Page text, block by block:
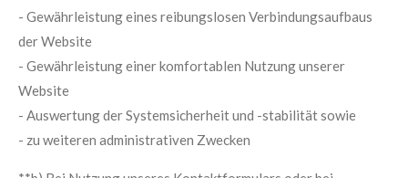
- Gewährleistung eines reibungslosen Verbindungsaufbaus
der Website
- Gewährleistung einer komfortablen Nutzung unserer
Website
- Auswertung der Systemsicherheit und -stabilität sowie
- zu weiteren administrativen Zwecken